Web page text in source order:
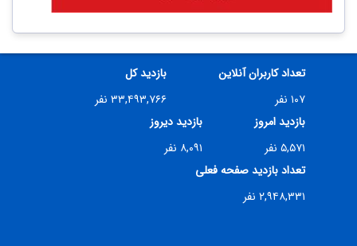
تعداد کاربران آنلاین
۱۰۷ نفر
بازدید کل
۳۳,۴۹۳,۷۶۶ نفر
بازدید امروز
۵,۵۷۱ نفر
بازدید دیروز
۸,۰۹۱ نفر
تعداد بازدید صفحه فعلی
۲,۹۴۸,۳۳۱ نفر